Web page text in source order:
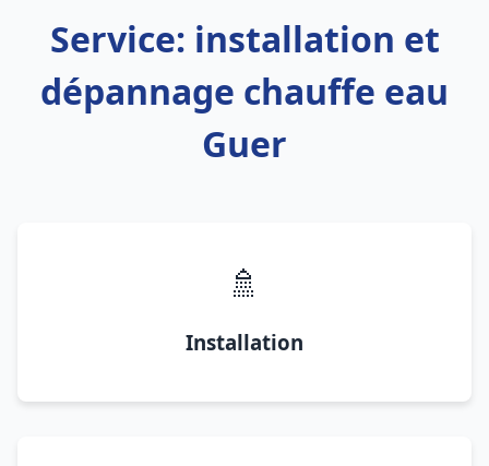
Service: installation et
dépannage chauffe eau
Guer
🚿
Installation